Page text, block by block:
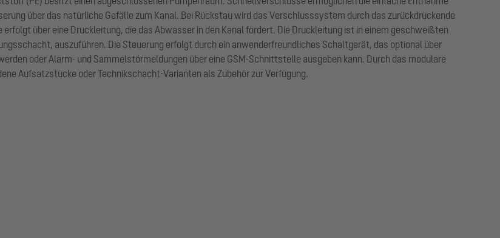
über das natürliche Gefälle zum Kanal. Bei Rückstau wird das Verschlusssystem durch das zurückdrückende
über eine Druckleitung, die das Abwasser in den Kanal fördert. Die Druckleitung ist in einem geschweißten
auszuführen. Die Steuerung erfolgt durch ein anwenderfreundliches Schaltgerät, das optional über
oder Alarm- und Sammelstörmeldungen über eine GSM-Schnittstelle ausgeben kann. Durch das modulare
Aufsatzstücke oder Technikschacht-Varianten als Zubehör zur Verfügung.